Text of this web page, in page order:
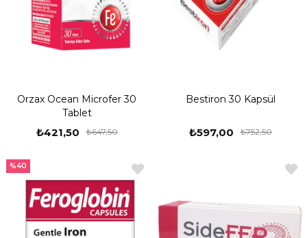
Orzax Ocean Microfer 30
Tablet
₺421,50 ₺647,50
Bestiron 30 Kapsül
₺597,00 ₺752,50
%40